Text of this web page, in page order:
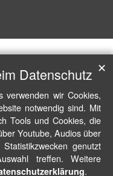
Datenschutz
verwenden wir Cookies,
notwendig sind. Mit
Tools und Cookies, die
Youtube, Audios über
genutzt
treffen. Weitere
.
✕